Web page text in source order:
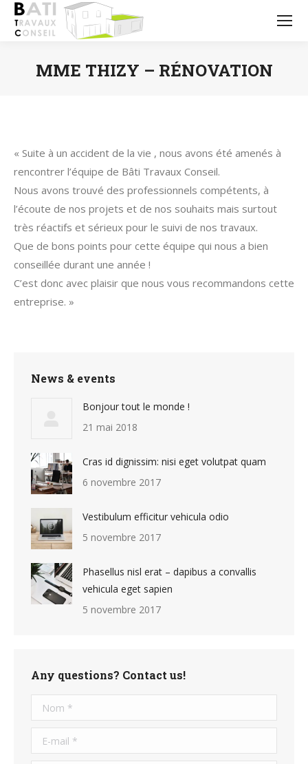
MME THIZY – RÉNOVATION
« Suite à un accident de la vie , nous avons été amenés à
rencontrer l’équipe de Bâti Travaux Conseil.
Nous avons trouvé des professionnels compétents, à
l’écoute de nos projets et de nos souhaits mais surtout
très réactifs et sérieux pour le suivi de nos travaux.
Que de bons points pour cette équipe qui nous a bien
conseillée durant une année !
C’est donc avec plaisir que nous vous recommandons cette
entreprise. »
News & events
Bonjour tout le monde !
21 mai 2018
Cras id dignissim: nisi eget volutpat quam
6 novembre 2017
Vestibulum efficitur vehicula odio
5 novembre 2017
Phasellus nisl erat – dapibus a convallis
vehicula eget sapien
5 novembre 2017
Any questions? Contact us!
Nom *
E-mail *